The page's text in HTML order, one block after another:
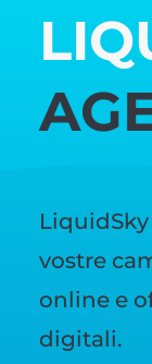
vostre
online e
digitali.